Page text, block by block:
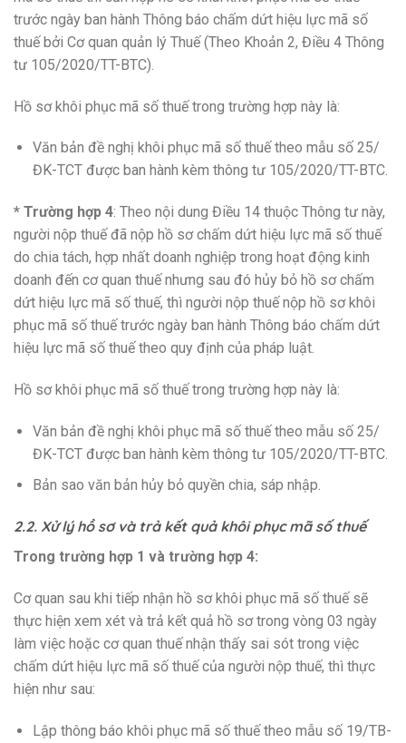
trước ngày ban hành Thông báo chấm dứt hiệu lực mã số
thuế bởi Cơ quan quản lý Thuế (Theo Khoản 2, Điều 4 Thông
tư 105/2020/TT-BTC).
Hồ sơ khôi phục mã số thuế trong trường hợp này là:
Văn bản đề nghị khôi phục mã số thuế theo mẫu số 25/
ĐK-TCT được ban hành kèm thông tư 105/2020/TT-BTC.
* Trường hợp 4: Theo nội dung Điều 14 thuộc Thông tư này,
người nộp thuế đã nộp hồ sơ chấm dứt hiệu lực mã số thuế
do chia tách, hợp nhất doanh nghiệp trong hoạt động kinh
doanh đến cơ quan thuế nhưng sau đó hủy bỏ hồ sơ chấm
dứt hiệu lực mã số thuế, thì người nộp thuế nộp hồ sơ khôi
phục mã số thuế trước ngày ban hành Thông báo chấm dứt
hiệu lực mã số thuế theo quy định của pháp luật.
Hồ sơ khôi phục mã số thuế trong trường hợp này là:
Văn bản đề nghị khôi phục mã số thuế theo mẫu số 25/
ĐK-TCT được ban hành kèm thông tư 105/2020/TT-BTC.
Bản sao văn bản hủy bỏ quyền chia, sáp nhập.
2.2. Xử lý hồ sơ và trả kết quả khôi phục mã số thuế
Trong trường hợp 1 và trường hợp 4:
Cơ quan sau khi tiếp nhận hồ sơ khôi phục mã số thuế sẽ
thực hiện xem xét và trả kết quả hồ sơ trong vòng 03 ngày
làm việc hoặc cơ quan thuế nhận thấy sai sót trong việc
chấm dứt hiệu lực mã số thuế của người nộp thuế, thì thực
hiện như sau:
Lập thông báo khôi phục mã số thuế theo mẫu số 19/TB-